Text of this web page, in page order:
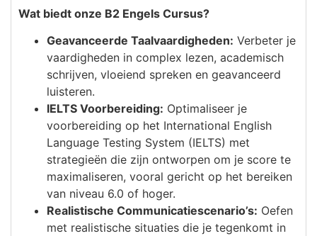
Wat biedt onze B2 Engels Cursus?
Geavanceerde Taalvaardigheden: Verbeter je
vaardigheden in complex lezen, academisch
schrijven, vloeiend spreken en geavanceerd
luisteren.
IELTS Voorbereiding: Optimaliseer je
voorbereiding op het International English
Language Testing System (IELTS) met
strategieën die zijn ontworpen om je score te
maximaliseren, vooral gericht op het bereiken
van niveau 6.0 of hoger.
Realistische Communicatiescenario’s: Oefen
met realistische situaties die je tegenkomt in